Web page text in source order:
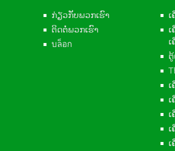
ກ່ຽວກັບພວກເຮົາ
ຕິດຕໍ່ພວກເຮົາ
บล็อก